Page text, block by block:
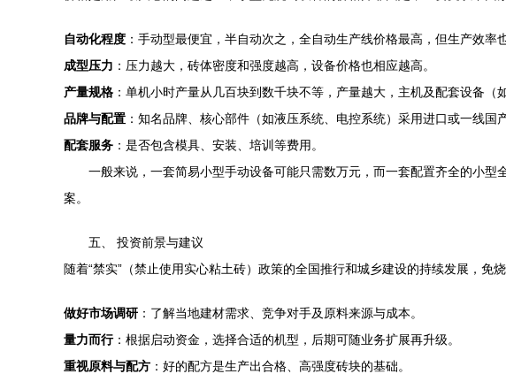
自动化程度 ：手动型最便宜，半自动次之，全自动生产线价格最高，但生产效率
成型压力 ：压力越大，砖体密度和强度越高，设备价格也相应越高。
产量规格 ：单机小时产量从几百块到数千块不等，产量越大，主机及配套设备（
品牌与配置 ：知名品牌、核心部件（如液压系统、电控系统）采用进口或一线国
配套服务 ：是否包含模具、安装、培训等费用。
一般来说，一套简易小型手动设备可能只需数万元，而一套配置齐全的小
案。
五、 投资前景与建议
随着“禁实”（禁止使用实心粘土砖）政策的全国推行和城乡建设的持续发展，免
做好市场调研 ：了解当地建材需求、竞争对手及原料来源与成本。
量力而行：根据启动资金，选择合适的机型，后期可随业务扩展再升级。
重视原料与配方 ：好的配方是生产出合格、高强度砖块的基础。